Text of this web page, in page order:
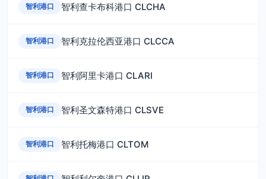
智利港口 智利查卡布科港口 CLCHA
智利港口 智利克拉伦西亚港口 CLCCA
智利港口 智利阿里卡港口 CLARI
智利港口 智利圣文森特港口 CLSVE
智利港口 智利托梅港口 CLTOM